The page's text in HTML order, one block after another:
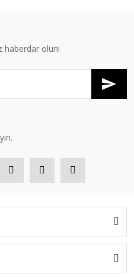
haberdar olun!